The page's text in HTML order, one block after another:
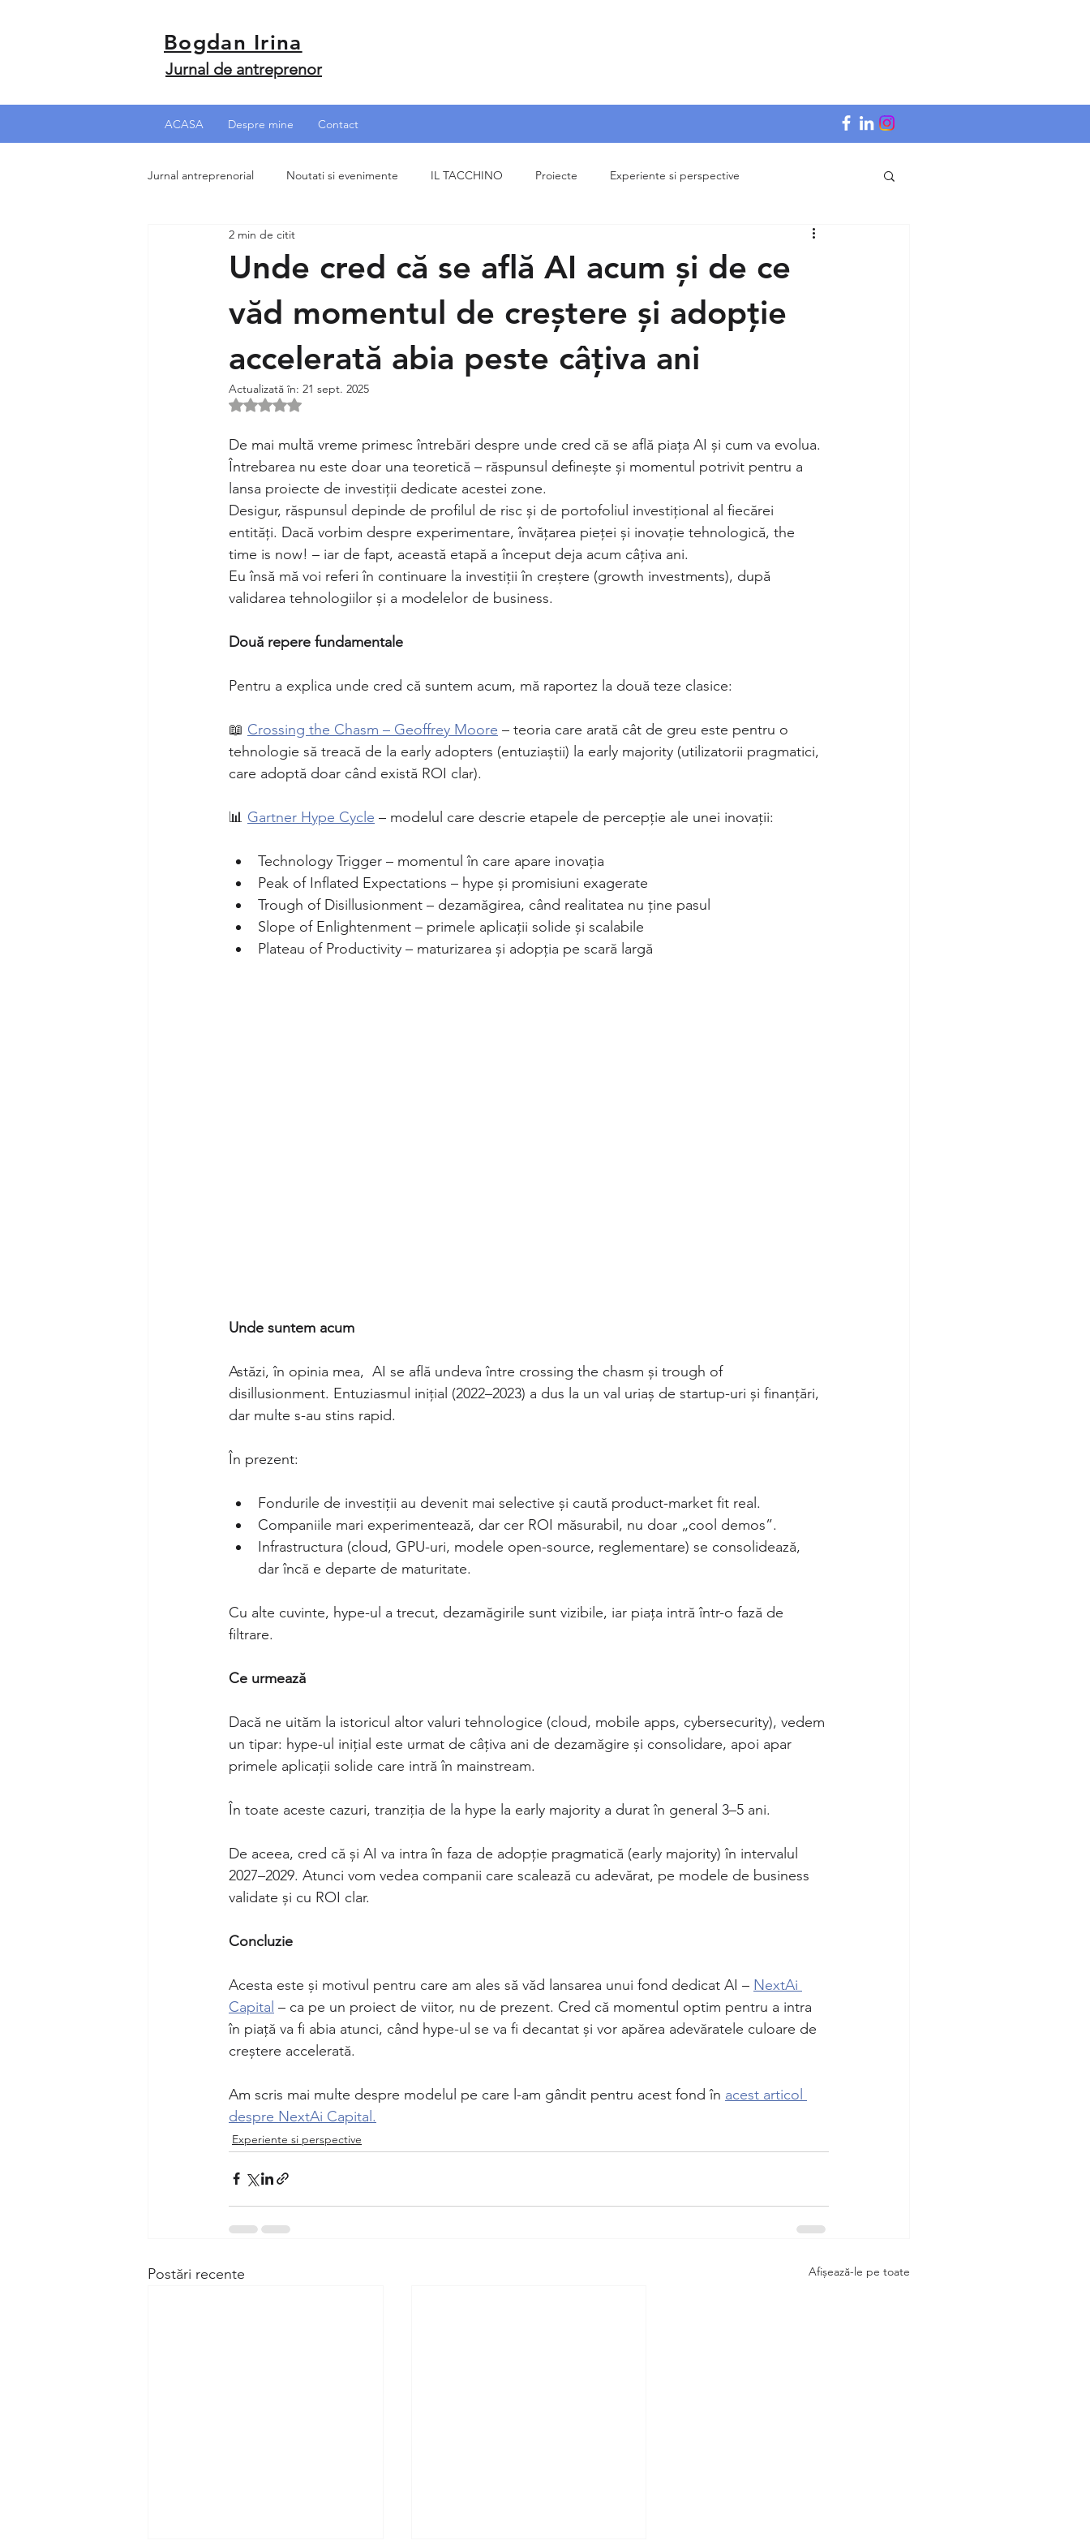
Bogdan Irina
Jurnal de antreprenor
ACASA Despre mine Contact
Jurnal antreprenorial Noutati si evenimente IL TACCHINO Proiecte Experiente si perspective
Unde cred că se află AI acum și de ce
văd momentul de creștere și adopție
accelerată abia peste câțiva ani
2 min de citit
Actualizată în: 21 sept. 2025
Evaluat(ă) cu NaN din 5 stele.
De mai multă vreme primesc întrebări despre unde cred că se află piața AI și cum va evolua.
Întrebarea nu este doar una teoretică – răspunsul definește și momentul potrivit pentru a
lansa proiecte de investiții dedicate acestei zone.
Desigur, răspunsul depinde de profilul de risc și de portofoliul investițional al fiecărei
entități. Dacă vorbim despre experimentare, învățarea pieței și inovație tehnologică, the
time is now! – iar de fapt, această etapă a început deja acum câțiva ani.
Eu însă mă voi referi în continuare la investiții în creștere (growth investments), după
validarea tehnologiilor și a modelelor de business.
Două repere fundamentale
Pentru a explica unde cred că suntem acum, mă raportez la două teze clasice:
📖 Crossing the Chasm – Geoffrey Moore – teoria care arată cât de greu este pentru o
tehnologie să treacă de la early adopters (entuziaștii) la early majority (utilizatorii pragmatici,
care adoptă doar când există ROI clar).
📊 Gartner Hype Cycle – modelul care descrie etapele de percepție ale unei inovații:
Technology Trigger – momentul în care apare inovația
Peak of Inflated Expectations – hype și promisiuni exagerate
Trough of Disillusionment – dezamăgirea, când realitatea nu ține pasul
Slope of Enlightenment – primele aplicații solide și scalabile
Plateau of Productivity – maturizarea și adopția pe scară largă
Unde suntem acum
Astăzi, în opinia mea,  AI se află undeva între crossing the chasm și trough of
disillusionment. Entuziasmul inițial (2022–2023) a dus la un val uriaș de startup-uri și finanțări,
dar multe s-au stins rapid.
În prezent:
Fondurile de investiții au devenit mai selective și caută product-market fit real.
Companiile mari experimentează, dar cer ROI măsurabil, nu doar „cool demos”.
Infrastructura (cloud, GPU-uri, modele open-source, reglementare) se consolidează,
dar încă e departe de maturitate.
Cu alte cuvinte, hype-ul a trecut, dezamăgirile sunt vizibile, iar piața intră într-o fază de
filtrare.
Ce urmează
Dacă ne uităm la istoricul altor valuri tehnologice (cloud, mobile apps, cybersecurity), vedem
un tipar: hype-ul inițial este urmat de câțiva ani de dezamăgire și consolidare, apoi apar
primele aplicații solide care intră în mainstream.
În toate aceste cazuri, tranziția de la hype la early majority a durat în general 3–5 ani.
De aceea, cred că și AI va intra în faza de adopție pragmatică (early majority) în intervalul
2027–2029. Atunci vom vedea companii care scalează cu adevărat, pe modele de business
validate și cu ROI clar.
Concluzie
Acesta este și motivul pentru care am ales să văd lansarea unui fond dedicat AI – NextAi
Capital – ca pe un proiect de viitor, nu de prezent. Cred că momentul optim pentru a intra
în piață va fi abia atunci, când hype-ul se va fi decantat și vor apărea adevăratele culoare de
creștere accelerată.
Am scris mai multe despre modelul pe care l-am gândit pentru acest fond în acest articol
despre NextAi Capital.
Experiente si perspective
Postări recente Afișează-le pe toate